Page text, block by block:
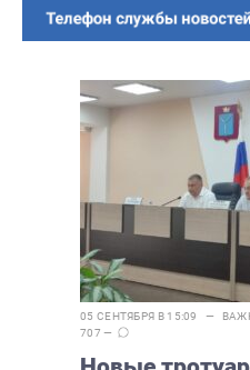
05 СЕНТЯБРЯ В 15:09 —
707 —